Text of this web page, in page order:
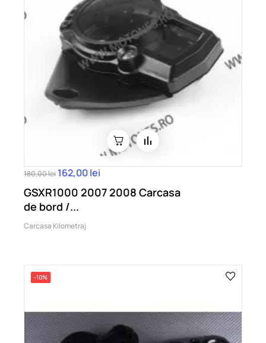
180,00 lei 162,00 lei
GSXR1000 2007 2008 Carcasa
de bord /...
Carcasa Kilometraj
-10%